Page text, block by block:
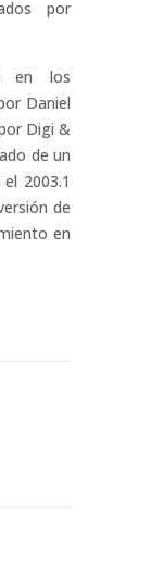
por
en los
Daniel
Digi &
de un
2003.1​
de
en